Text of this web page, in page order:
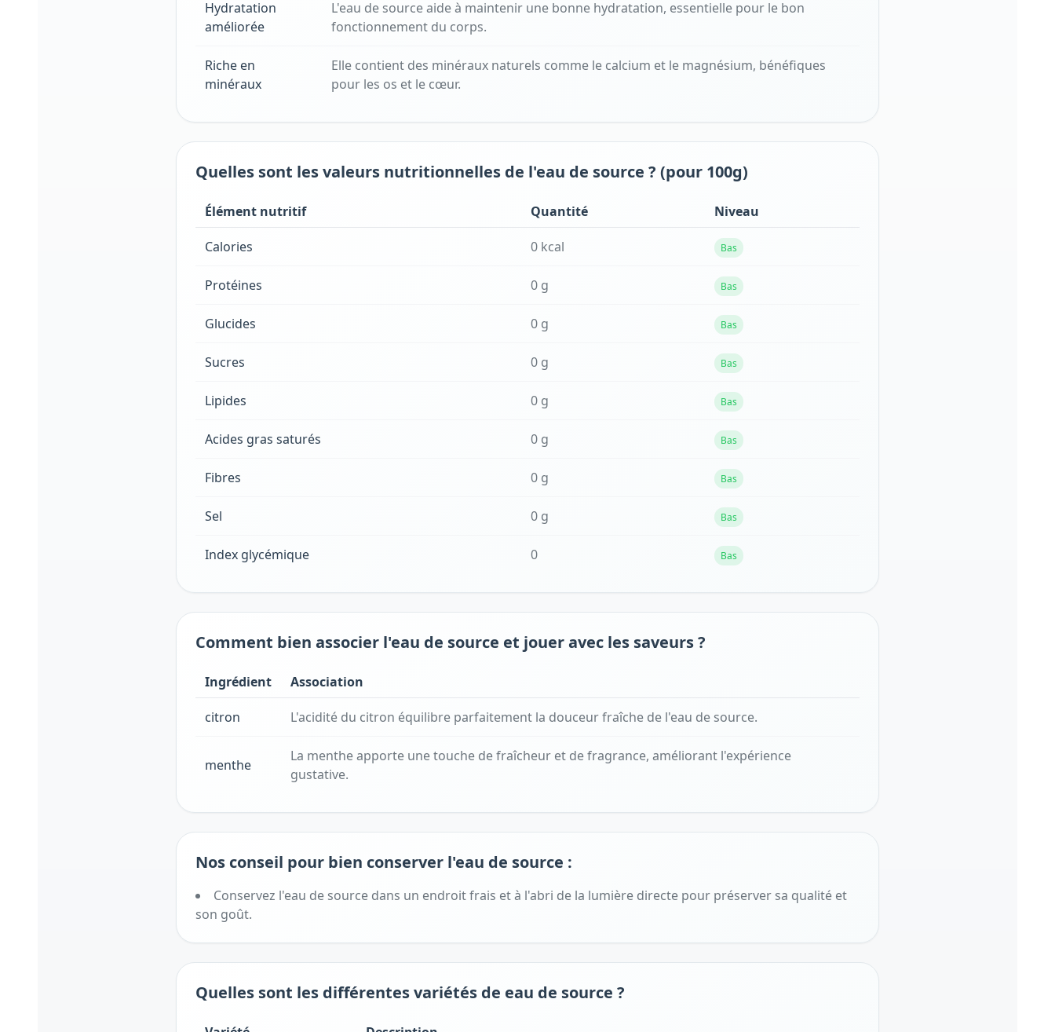
Hydratation
améliorée
L'eau de source aide à maintenir une bonne hydratation, essentielle pour le bon
fonctionnement du corps.
Riche en
minéraux
Elle contient des minéraux naturels comme le calcium et le magnésium, bénéfiques
pour les os et le cœur.
Quelles sont les valeurs nutritionnelles de l'eau de source ? (pour 100g)
Élément nutritif Quantité Niveau
Calories 0 kcal Bas
Protéines 0 g Bas
Glucides 0 g Bas
Sucres 0 g Bas
Lipides 0 g Bas
Acides gras saturés 0 g Bas
Fibres 0 g Bas
Sel 0 g Bas
Index glycémique 0 Bas
Comment bien associer l'eau de source et jouer avec les saveurs ?
Ingrédient Association
citron L'acidité du citron équilibre parfaitement la douceur fraîche de l'eau de source.
menthe
La menthe apporte une touche de fraîcheur et de fragrance, améliorant l'expérience
gustative.
Nos conseil pour bien conserver l'eau de source :
Conservez l'eau de source dans un endroit frais et à l'abri de la lumière directe pour préserver sa qualité et
son goût.
Quelles sont les différentes variétés de eau de source ?